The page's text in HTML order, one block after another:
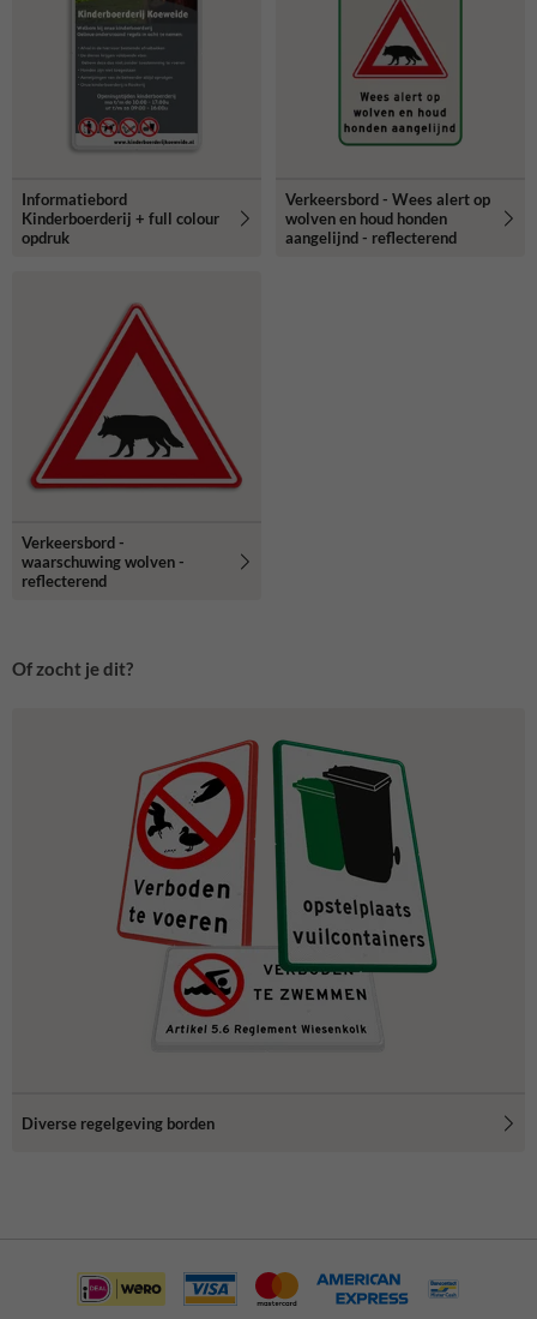
Informatiebord
Kinderboerderij + full colour
opdruk
Verkeersbord - Wees alert op
wolven en houd honden
aangelijnd - reflecterend
Verkeersbord -
waarschuwing wolven -
reflecterend
Of zocht je dit?
Diverse regelgeving borden